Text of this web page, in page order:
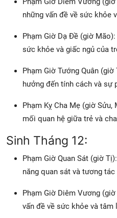
những vấn đề về sức khỏe
Phạm Giờ Dạ Đề (giờ
sức khỏe và giấc ngủ của
Phạm Giờ Tướng Quân
hưởng đến tính cách và sự
Phạm Kỵ Cha Mẹ (giờ
mối quan hệ giữa trẻ và
Sinh Tháng 12:
Phạm Giờ Quan Sát (giờ
năng quan sát và tương
Phạm Giờ Diêm Vương
vấn đề về sức khỏe và tâm